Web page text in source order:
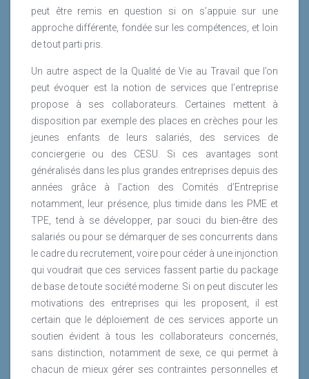
peut être remis en question si on s’appuie sur une
approche différente, fondée sur les compétences, et loin
de tout parti pris.
Un autre aspect de la Qualité de Vie au Travail que l’on
peut évoquer est la notion de services que l’entreprise
propose à ses collaborateurs. Certaines mettent à
disposition par exemple des places en crèches pour les
jeunes enfants de leurs salariés, des services de
conciergerie ou des CESU. Si ces avantages sont
généralisés dans les plus grandes entreprises depuis des
années grâce à l’action des Comités d’Entreprise
notamment, leur présence, plus timide dans les PME et
TPE, tend à se développer, par souci du bien-être des
salariés ou pour se démarquer de ses concurrents dans
le cadre du recrutement, voire pour céder à une injonction
qui voudrait que ces services fassent partie du package
de base de toute société moderne. Si on peut discuter les
motivations des entreprises qui les proposent, il est
certain que le déploiement de ces services apporte un
soutien évident à tous les collaborateurs concernés,
sans distinction, notamment de sexe, ce qui permet à
chacun de mieux gérer ses contraintes personnelles et